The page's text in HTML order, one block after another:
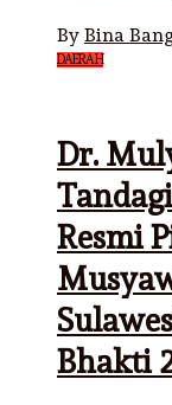
By Bina
DAERAH
Dr.
Resmi
Bhakti